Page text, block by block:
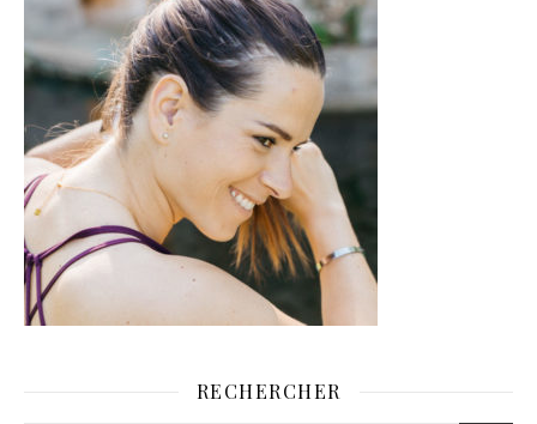
RECHERCHER